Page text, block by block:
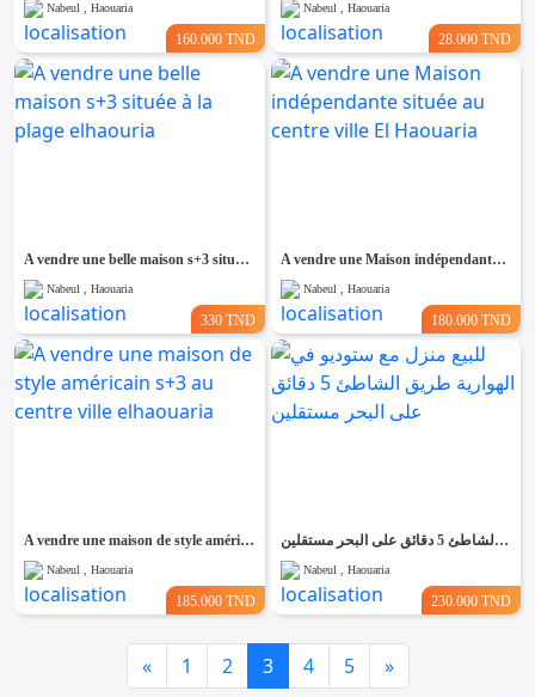
Nabeul , Haouaria
160.000 TND
Nabeul , Haouaria
28.000 TND
A vendre une belle maison s+3 située à la plage elhaouria
Nabeul , Haouaria
330 TND
A vendre une Maison indépendante située au centre ville El Haouaria
Nabeul , Haouaria
180.000 TND
A vendre une maison de style américain s+3 au centre ville elhaouaria
Nabeul , Haouaria
185.000 TND
للبيع منزل مع ستوديو في الهوارية طريق الشاطئ 5 دقائق على البحر مستقلين
Nabeul , Haouaria
230.000 TND
«Previous
1 2 3 4 5 »Next